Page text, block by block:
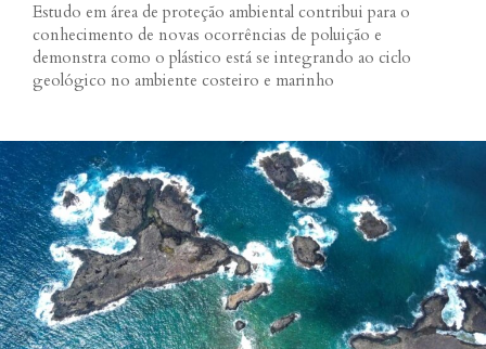
Estudo em área de proteção ambiental contribui para o
conhecimento de novas ocorrências de poluição e
demonstra como o plástico está se integrando ao ciclo
geológico no ambiente costeiro e marinho